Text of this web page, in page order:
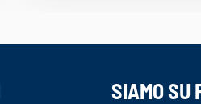
SIAMO SU